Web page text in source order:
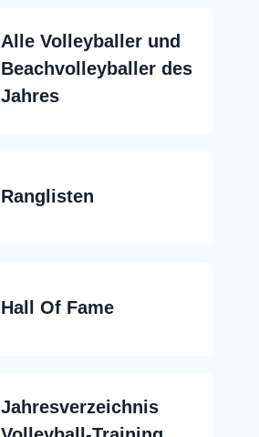
Alle Volleyballer und
Beachvolleyballer des
Jahres
Ranglisten
Hall Of Fame
Jahresverzeichnis